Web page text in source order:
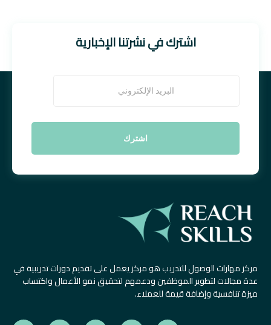
اشترك في نشرتنا الإخبارية
مركز مهارات الوصول للتدريب هو مركز يعمل على تقديم دورات تدريبية في
عدة مجالات لتطوير الموظفين ودعمهم لتحقيق نمو الأعمال واكتساب
ميزة تنافسية وإضافة قيمة للعملاء.